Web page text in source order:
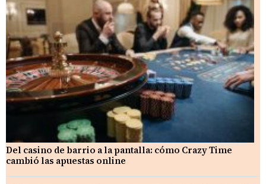
Del casino de barrio a la pantalla: cómo Crazy Time
cambió las apuestas online